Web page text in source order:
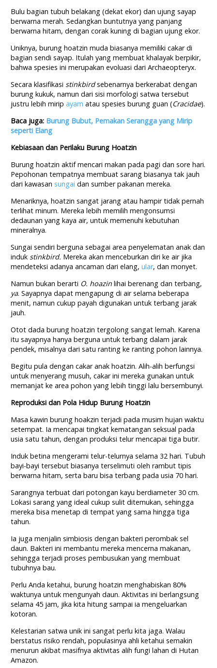
Bulu bagian tubuh belakang (dekat ekor) dan ujung sayap
berwarna merah. Sedangkan buntutnya yang panjang
berwarna hitam, dengan corak kuning di bagian ujung ekor.
Uniknya, burung hoatzin muda biasanya memiliki cakar di
bagian sendi sayap. Itulah yang membuat khalayak berpikir,
bahwa spesies ini merupakan evoluasi dari Archaeopteryx.
Secara klasifikasi stinkbirdsebenarnya berkerabat dengan
burung kukuk, namun dari sisi morfologi satwa tersebut
justru lebih miripayam atau spesies burung guan (Cracidae).
Baca juga: Burung Bubut, Pemakan Serangga yang Mirip
seperti Elang
Kebiasaan dan Perilaku Burung Hoatzin
Burung hoatzin aktif mencari makan pada pagi dan sore hari.
Pepohonan tempatnya membuat sarang biasanya tak jauh
dari kawasan sungai dan sumber pakanan mereka.
Menariknya, hoatzin sangat jarang atau hampir tidak pernah
terlihat minum. Mereka lebih memilih mengonsumsi
dedaunan yang kaya air, untuk memenuhi kebutuhan
mineralnya.
Sungai sendiri berguna sebagai area penyelematan anak dan
induk stinkbird. Mereka akan menceburkan diri ke air jika
mendeteksi adanya ancaman dari elang,ular, dan monyet.
Namun bukan berarti O. hoazinlihai berenang dan terbang,
ya. Sayapnya dapat mengapung di air selama beberapa
menit, namun cukup payah digunakan untuk terbang jarak
jauh.
Otot dada burung hoatzin tergolong sangat lemah. Karena
itu sayapnya hanya berguna untuk terbang dalam jarak
pendek, misalnya dari satu ranting ke ranting pohon lainnya.
Begitu pula dengan cakar anak hoatzin. Alih-alih berfungsi
untuk menyerang musuh, cakar ini mereka gunakan untuk
memanjat ke area pohon yang lebih tinggi lalu bersembunyi.
Reproduksi dan Pola Hidup Burung Hoatzin
Masa kawin burung hoakzin terjadi pada musim hujan waktu
setempat. Ia mencapai tingkat kematangan seksual pada
usia satu tahun, dengan produksi telur mencapai tiga butir.
Induk betina mengerami telur-telurnya selama 32 hari. Tubuh
bayi-bayi tersebut biasanya terselimuti oleh rambut tipis
berwarna hitam, serta baru bisa terbang pada usia 70 hari.
Sarangnya terbuat dari potongan kayu berdiameter 30 cm.
Lokasi sarang yang ideal cukup sulit ditemukan, sehingga
mereka bisa menetap di tempat yang sama hingga tiga
tahun.
Ia juga menjalin simbiosis dengan bakteri perombak sel
daun. Bakteri ini membantu mereka mencerna makanan,
sehingga terjadi proses pembusukan yang membuat
tubuhnya bau.
Perlu Anda ketahui, burung hoatzin menghabiskan 80%
waktunya untuk mengunyah daun. Aktivitas ini berlangsung
selama 45 jam, jika kita hitung sampai ia mengeluarkan
kotoran.
Kelestarian satwa unik ini sangat perlu kita jaga. Walau
berstatus risiko rendah, populasinya ahli ketahui semakin
menurun akibat masifnya aktivitas alih fungi lahan di Hutan
Amazon.